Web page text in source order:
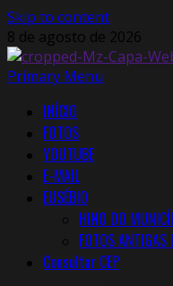
Skip to content
8 de agosto de 2026
Primary Menu
INÍCIO
FOTOS
YOUTUBE
E-MAIL
EUSÉBIO
HINO DO
FOTOS ANTIGAS
Consultar CEP